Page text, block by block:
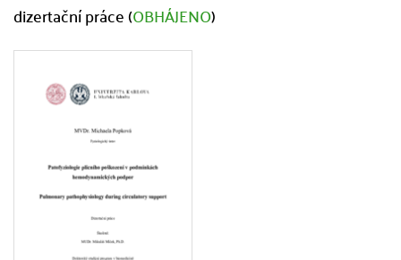
dizertační práce (OBHÁJENO)